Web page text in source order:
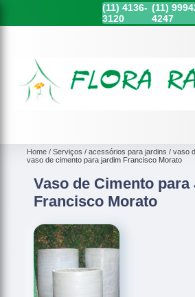
(11) 4136-
3120
(11)
4247
Home Serviços acessórios para jardins
vaso
vaso de cimento para jardim Francisco Morato
Vaso de Cimento para
Francisco Morato